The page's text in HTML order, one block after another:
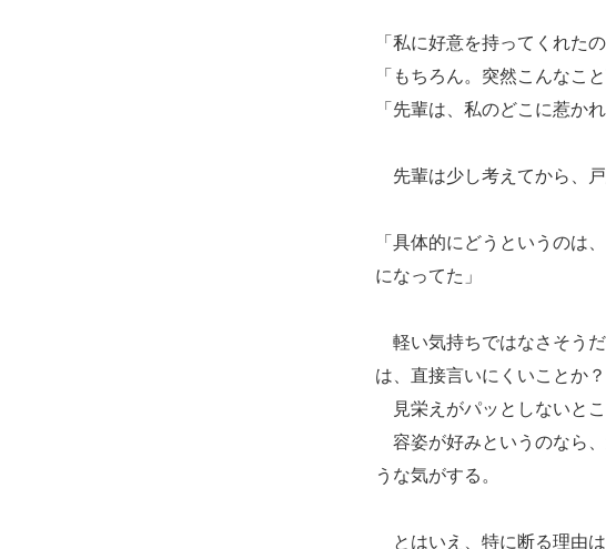
「私に好意を持ってくれた
「もちろん。突然こんなこ
「先輩は、私のどこに惹か
先輩は少し考えてから、戸
「具体的にどうというのは
になってた」
軽い気持ちではなさそう
は、直接言いにくいことか？
見栄えがパッとしないとこ
容姿が好みというのなら
うな気がする。
とはいえ、特に断る理由は